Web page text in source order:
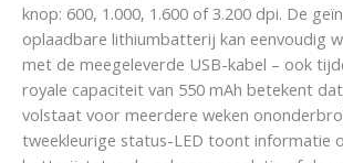
knop: 600, 1.000, 1.600 of 3.200 dpi. De
oplaadbare lithiumbatterij kan eenvoudig
met de meegeleverde USB-kabel – ook
royale capaciteit van 550 mAh betekent
volstaat voor meerdere weken
tweekleurige status-LED toont informatie